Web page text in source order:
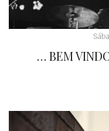
… BEM